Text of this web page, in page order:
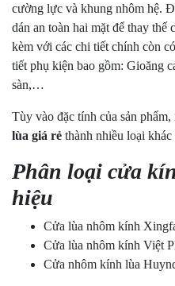
cường lực và khung nhôm hệ.
dán an toàn hai mặt để thay
kèm với các chi tiết chính còn
tiết phụ kiện bao gồm: Gioăng
sàn,…
Tùy vào đặc tính của sản phẩm,
lùa giá rẻ thành nhiều loại khác
Phân loại cửa
hiệu
Cửa lùa nhôm kính
Cửa lùa nhôm kính Việt
Cửa nhôm kính lùa